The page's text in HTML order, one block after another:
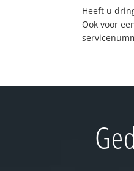
Heeft u
Ook voor